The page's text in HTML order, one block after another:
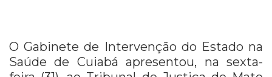
O Gabinete de Intervenção do Estado na
Saúde de Cuiabá apresentou, na sexta-